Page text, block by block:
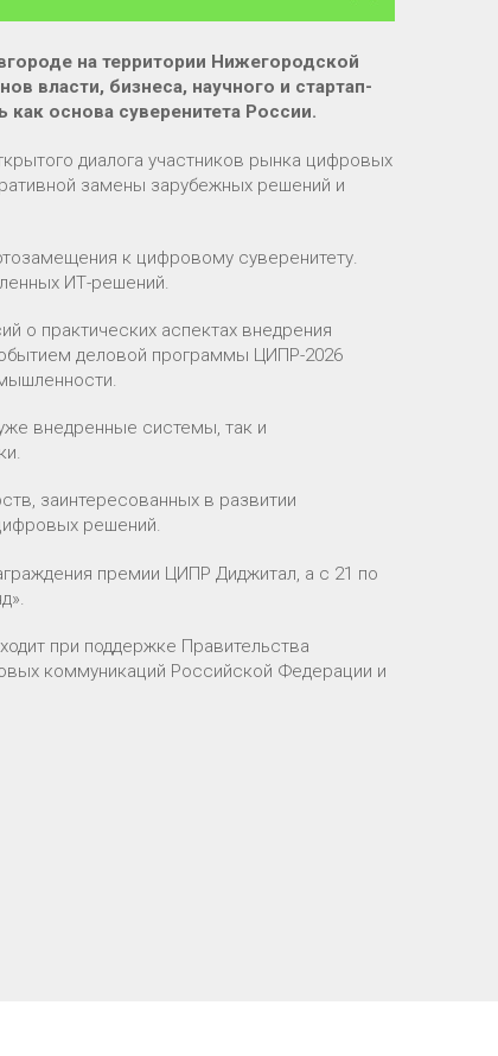
на территории Нижегородской
власти, бизнеса, научного и стартап-
основа суверенитета России.
диалога участников рынка цифровых
замены зарубежных решений и
к цифровому суверенитету.
ИТ-решений.
о практических аспектах внедрения
деловой программы ЦИПР-2026
внедренные системы, так и
заинтересованных в развитии
решений.
премии ЦИПР Диджитал, а с 21 по
при поддержке Правительства
коммуникаций Российской Федерации и